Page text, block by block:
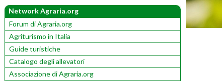
Network Agraria.org
Forum di Agraria.org
Agriturismo in Italia
Guide turistiche
Catalogo degli allevatori
Associazione di Agraria.org